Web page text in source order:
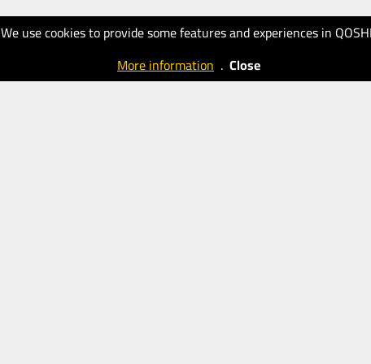
We use cookies to provide some features and experiences in
More information . Close